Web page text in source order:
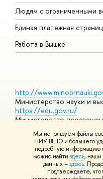
Мы используем файлы
НИУ ВШЭ и большего
подробную информацию
можно найти здесь, наши
данных –здесь.
подтверждаете,
Людям с ограниченными
Единая платежная
Работа в Вышке
http://
Министерство науки и
https://edu.gov.ru/
Министерство
Массовые открытые
© НИУ ВШЭ 1993–2026
использования материалов